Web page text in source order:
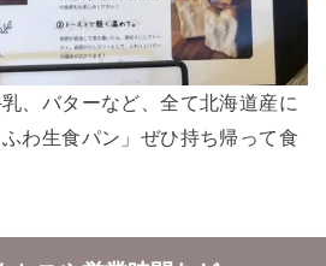
、バターなど、全て北海道産に
わ生食パン」ぜひ持ち帰って食